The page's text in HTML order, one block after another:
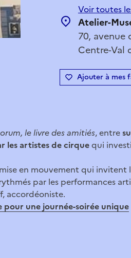
Voir toutes
Atelier-
70, avenue
Centre-Val
Ajouter à mes
le livre des amitiés, entre
les artistes de cirquequi
en mouvement qui invitent
par les performances
accordéoniste.
une journée-soirée unique